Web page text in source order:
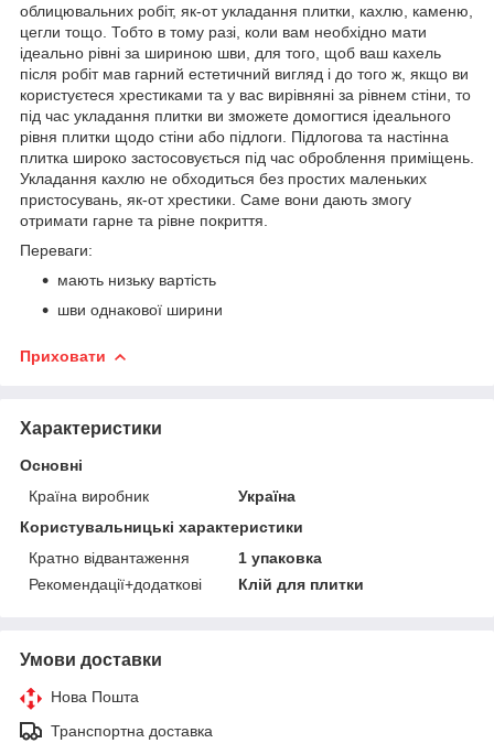
облицювальних робіт, як-от укладання плитки, кахлю, каменю,
цегли тощо. Тобто в тому разі, коли вам необхідно мати
ідеально рівні за шириною шви, для того, щоб ваш кахель
після робіт мав гарний естетичний вигляд і до того ж, якщо ви
користуєтеся хрестиками та у вас вирівняні за рівнем стіни, то
під час укладання плитки ви зможете домогтися ідеального
рівня плитки щодо стіни або підлоги. Підлогова та настінна
плитка широко застосовується під час оброблення приміщень.
Укладання кахлю не обходиться без простих маленьких
пристосувань, як-от хрестики. Саме вони дають змогу
отримати гарне та рівне покриття.
Переваги:
мають низьку вартість
шви однакової ширини
Приховати
Характеристики
Основні
Країна виробник
Україна
Користувальницькі характеристики
Кратно відвантаження
1 упаковка
Рекомендації+додаткові
Клій для плитки
Умови доставки
Нова Пошта
Транспортна доставка